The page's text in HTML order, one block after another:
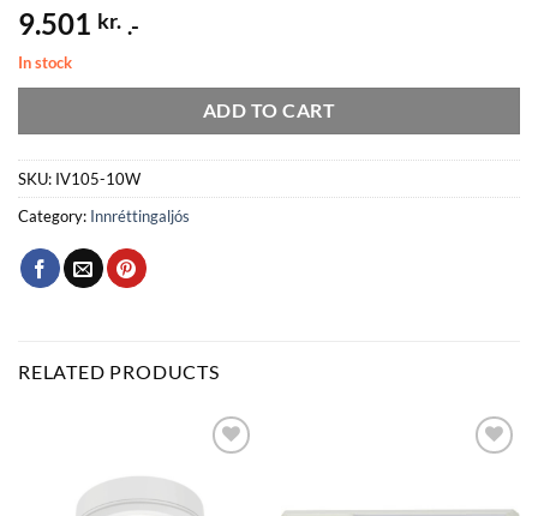
9.501 kr. .-
In stock
ADD TO CART
SKU: IV105-10W
Category: Innréttingaljós
RELATED PRODUCTS
óskalista